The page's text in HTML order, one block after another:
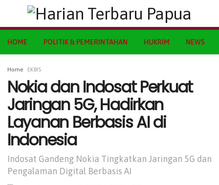
HOME POLITIK & PEMERINTAHAN HUKRIM NEWS
Home EKBIS
Nokia dan Indosat Perkuat
Jaringan 5G, Hadirkan
Layanan Berbasis AI di
Indonesia
Indosat Gandeng Nokia Tingkatkan Jaringan 5G dan
Pengalaman Digital Berbasis AI